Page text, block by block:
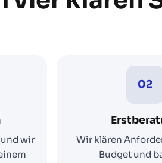
wir
02
Wir klären
Budget und